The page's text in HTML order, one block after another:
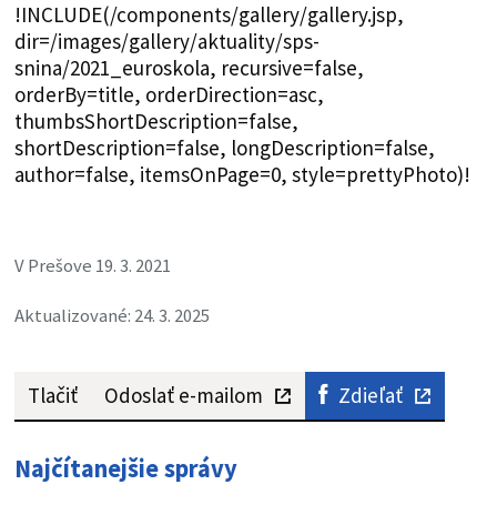
!INCLUDE(/components/gallery/gallery.jsp,
dir=/images/gallery/aktuality/sps-
snina/2021_euroskola, recursive=false,
orderBy=title, orderDirection=asc,
thumbsShortDescription=false,
shortDescription=false, longDescription=false,
author=false, itemsOnPage=0, style=prettyPhoto)!
V Prešove 19. 3. 2021
Aktualizované: 24. 3. 2025
Tlačiť Odoslať e-mailom Zdieľať
Najčítanejšie správy